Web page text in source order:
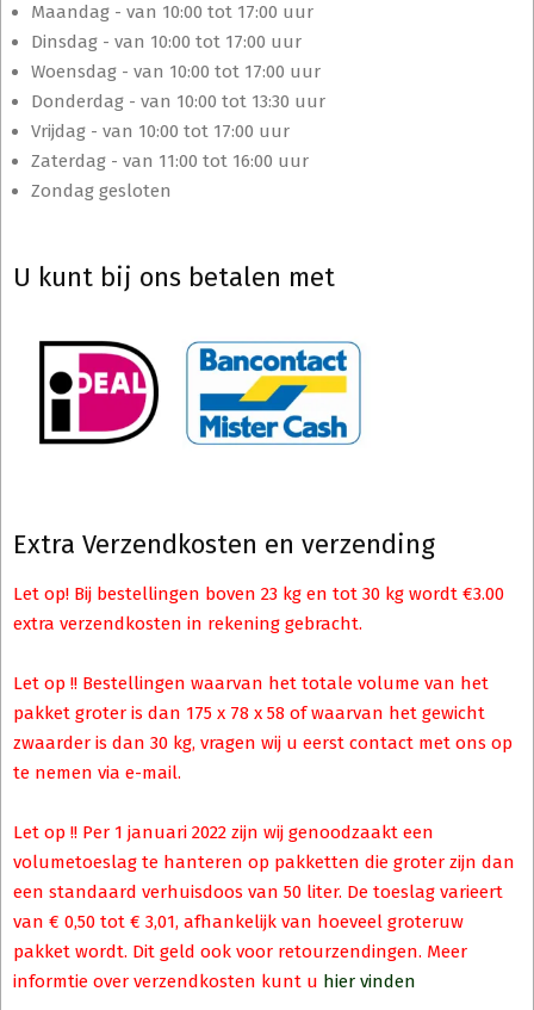
Maandag - van 10:00 tot 17:00 uur
Dinsdag - van 10:00 tot 17:00 uur
Woensdag - van 10:00 tot 17:00 uur
Donderdag - van 10:00 tot 13:30 uur
Vrijdag - van 10:00 tot 17:00 uur
Zaterdag - van 11:00 tot 16:00 uur
Zondag gesloten
U kunt bij ons betalen met
Extra Verzendkosten en verzending
Let op! Bij bestellingen boven 23 kg en tot 30 kg wordt €3.00
extra verzendkosten in rekening gebracht.
Let op !! Bestellingen waarvan het totale volume van het
pakket groter is dan 175 x 78 x 58 of waarvan het gewicht
zwaarder is dan 30 kg, vragen wij u eerst contact met ons op
te nemen via e-mail.
Let op !! Per 1 januari 2022 zijn wij genoodzaakt een
volumetoeslag te hanteren op pakketten die groter zijn dan
een standaard verhuisdoos van 50 liter. De toeslag varieert
van € 0,50 tot € 3,01, afhankelijk van hoeveel groteruw
pakket wordt. Dit geld ook voor retourzendingen. Meer
informtie over verzendkosten kunt u hier vinden